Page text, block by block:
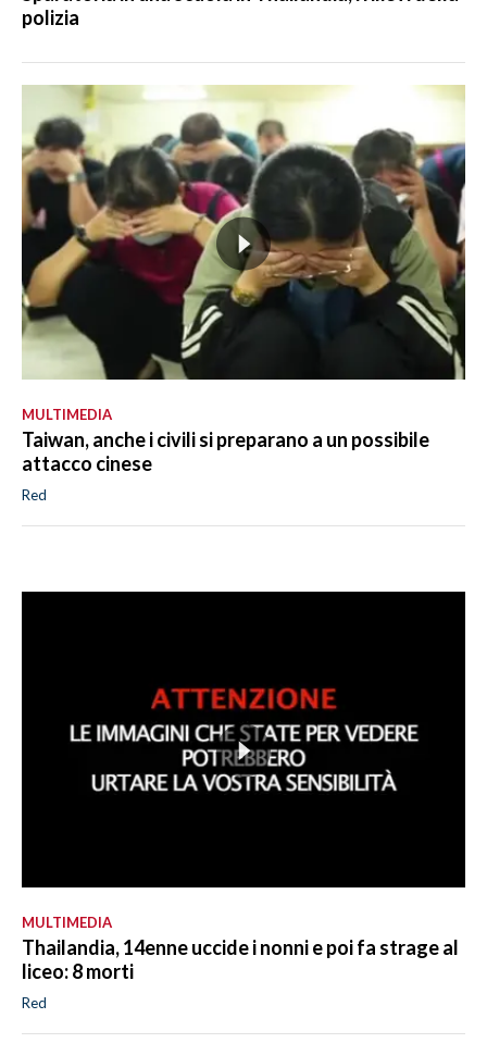
polizia
MULTIMEDIA
Taiwan, anche i civili si preparano a un possibile
attacco cinese
Red
MULTIMEDIA
Thailandia, 14enne uccide i nonni e poi fa strage al
liceo: 8 morti
Red